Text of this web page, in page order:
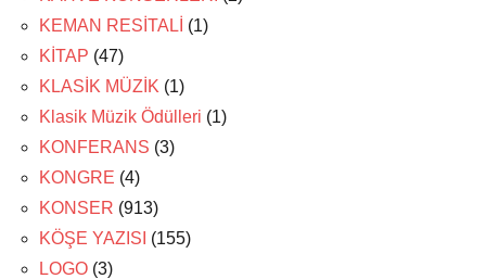
KEMAN RESİTALİ (1)
KİTAP (47)
KLASİK MÜZİK (1)
Klasik Müzik Ödülleri (1)
KONFERANS (3)
KONGRE (4)
KONSER (913)
KÖŞE YAZISI (155)
LOGO (3)